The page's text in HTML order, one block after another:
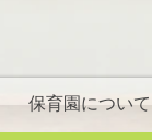
保育園について